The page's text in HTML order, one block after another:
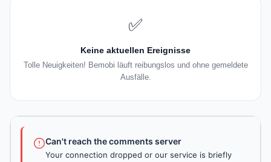
✅
Keine aktuellen Ereignisse
Tolle Neuigkeiten! Bemobi läuft reibungslos und ohne gemeldete
Ausfälle.
Can't reach the comments server
Your connection dropped or our service is briefly